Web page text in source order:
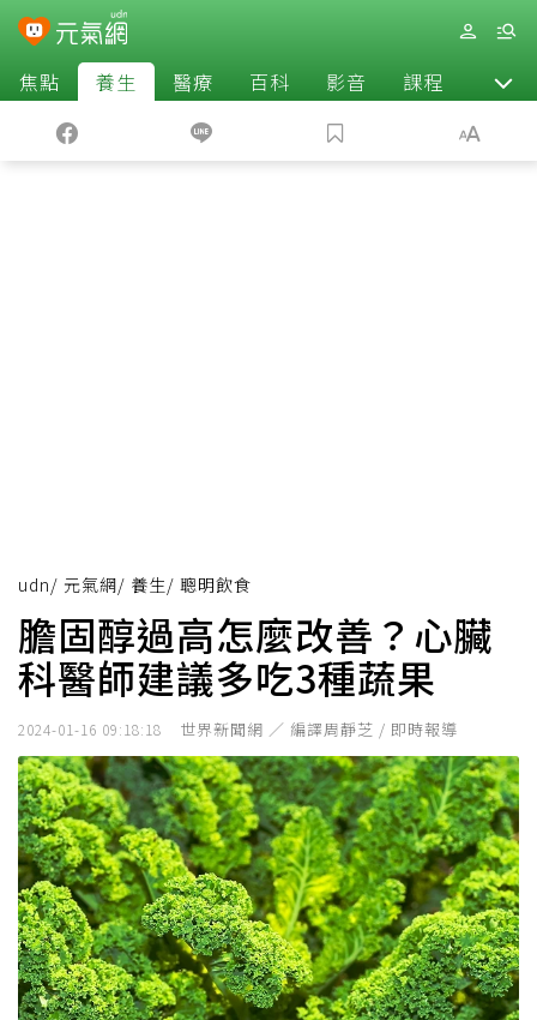
焦點 養生 醫療 百科 影音 課程 退休
udn/ 元氣網/ 養生/ 聰明飲食
膽固醇過高怎麼改善？心臟
科醫師建議多吃3種蔬果
2024-01-16 09:18:18 世界新聞網 ／ 編譯周靜芝 / 即時報導